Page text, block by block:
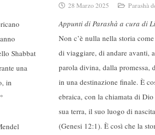
Shabbat
una
in
28 Marzo 2025 Parashà
Appunti di Parashà a cura di
Non c’è nulla nella storia
di viaggiare, di andare avanti,
parola divina, dalla promessa,
in una destinazione finale. È
ebraica, con la chiamata di
sua terra, il suo luogo di
(Genesi 12:1). È così che la